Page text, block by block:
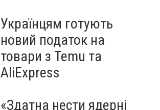
Українцям готують
новий податок на
товари з Temu та
AliExpress
«Здатна нести ядерні